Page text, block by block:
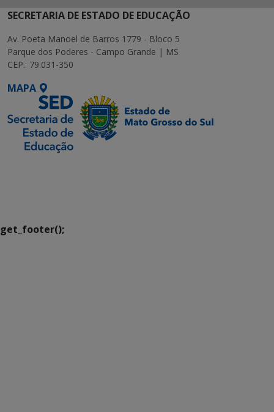
SECRETARIA DE ESTADO DE EDUCAÇÃO
Av. Poeta Manoel de Barros 1779 - Bloco 5
Parque dos Poderes - Campo Grande | MS
CEP.: 79.031-350
MAPA
get_footer();